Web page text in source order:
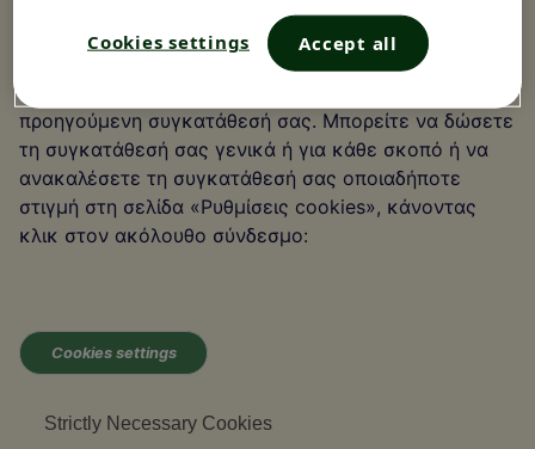
Κανένα cookie το οποίο δεν είναι απολύτως
απαραίτητο για τη λειτουργία του ιστοτόπου δεν
προηγούμενη συγκατάθεσή σας. Μπορείτε να δώσετε
τη συγκατάθεσή σας γενικά ή για κάθε σκοπό ή να
ανακαλέσετε τη συγκατάθεσή σας οποιαδήποτε
στιγμή στη σελίδα «Ρυθμίσεις cookies», κάνοντας
κλικ στον ακόλουθο σύνδεσμο:
Cookies settings
Strictly Necessary Cookies
Cookies settings Accept all